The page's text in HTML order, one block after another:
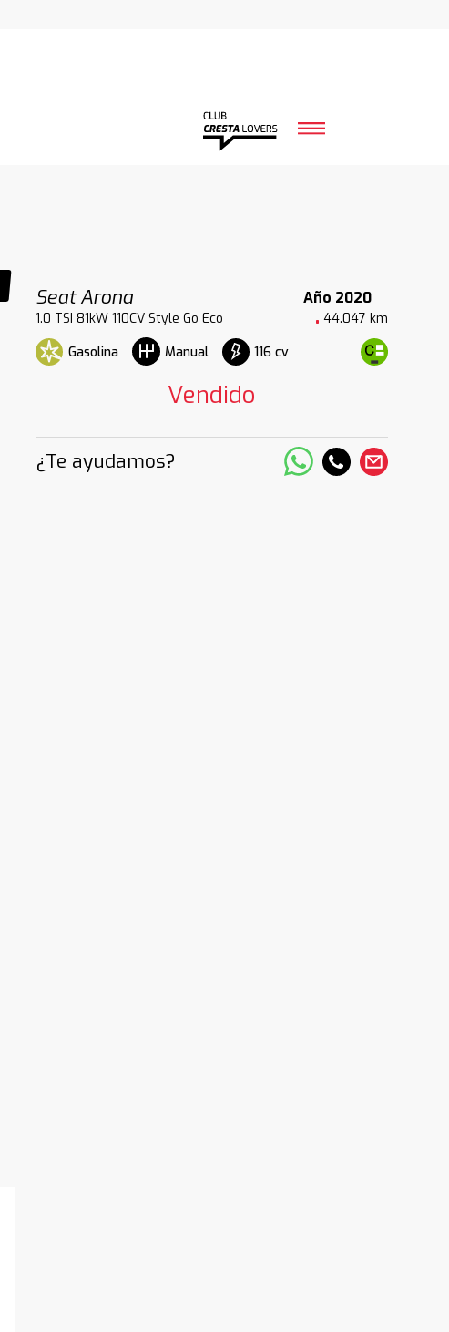
Seat Arona
Año 2020
1.0 TSI 81kW 110CV Style Go Eco
44.047 km
Gasolina
Manual 116 cv
Vendido
¿Te ayudamos?